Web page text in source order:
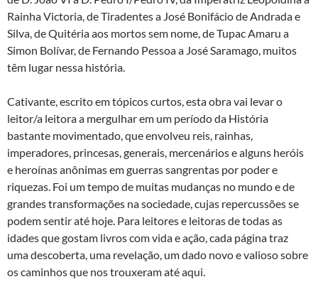
Rainha Victoria, de Tiradentes a José Bonifácio de Andrada e
Silva, de Quitéria aos mortos sem nome, de Tupac Amaru a
Simon Bolívar, de Fernando Pessoa a José Saramago, muitos
têm lugar nessa história.
Cativante, escrito em tópicos curtos, esta obra vai levar o
leitor/a leitora a mergulhar em um período da História
bastante movimentado, que envolveu reis, rainhas,
imperadores, princesas, generais, mercenários e alguns heróis
e heroínas anônimas em guerras sangrentas por poder e
riquezas. Foi um tempo de muitas mudanças no mundo e de
grandes transformações na sociedade, cujas repercussões se
podem sentir até hoje. Para leitores e leitoras de todas as
idades que gostam livros com vida e ação, cada página traz
uma descoberta, uma revelação, um dado novo e valioso sobre
os caminhos que nos trouxeram até aqui.